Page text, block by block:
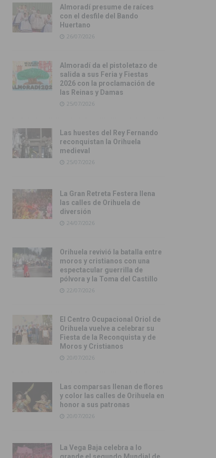
Almoradí presume de raíces
con el desfile del Bando
Huertano
26/07/2026
Almoradí da el pistoletazo de
salida a sus Feria y Fiestas
2026 con la proclamación de
las Reinas y Damas
25/07/2026
Las huestes del Rey Fernando
reconquistan la Orihuela
medieval
25/07/2026
La Gran Retreta Festera llena
las calles de Orihuela de
diversión
24/07/2026
Orihuela revivió la batalla entre
moros y cristianos con una
espectacular guerrilla de
pólvora y la Toma del Castillo
22/07/2026
El Centro Ocupacional Oriol de
Orihuela vuelve a celebrar su
Fiesta de la Reconquista y de
Moros y Cristianos
20/07/2026
Las comparsas llenan de flores
y color las calles de Orihuela en
honor a sus patronas
20/07/2026
La Vega Baja celebra a lo